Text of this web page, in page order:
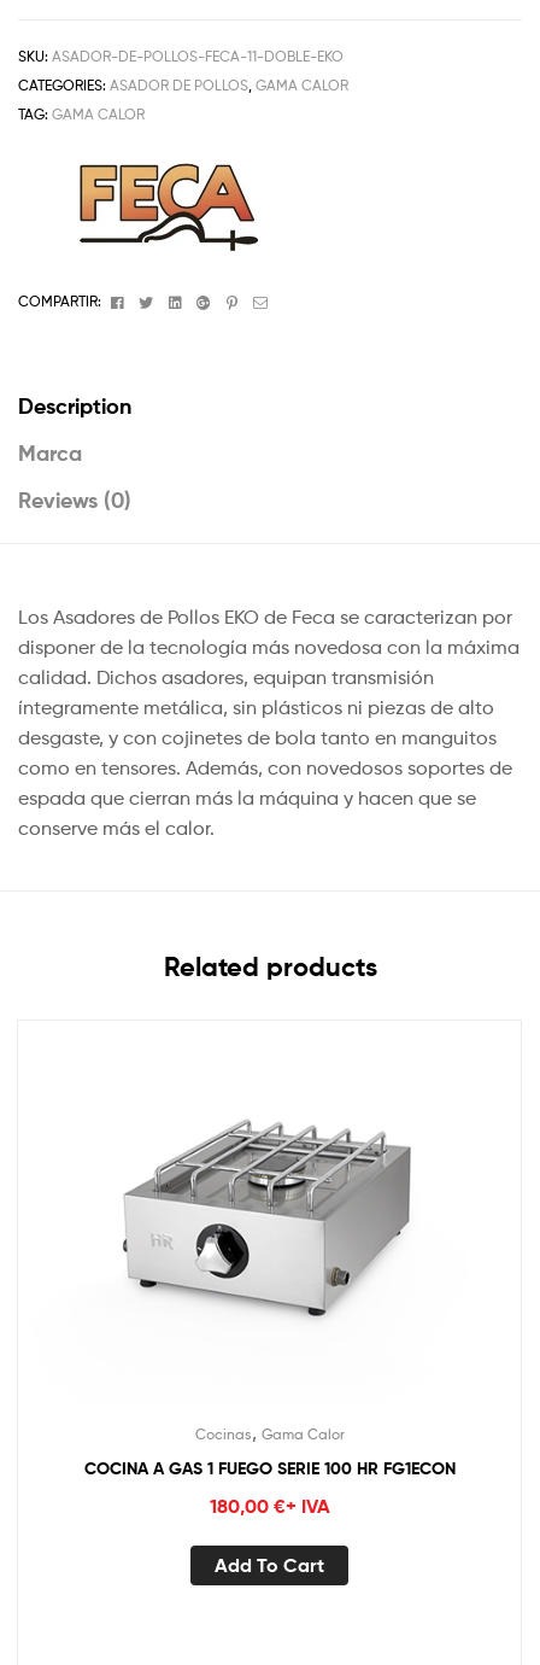
SKU: ASADOR-DE-POLLOS-FECA-11-DOBLE-EKO
CATEGORIES: ASADOR DE POLLOS, GAMA CALOR
TAG: GAMA CALOR
COMPARTIR: FacebookTwitterLinkedinGoogle+Pinterest
Email
Description
Marca
Reviews (0)
Los Asadores de Pollos EKO de Feca se caracterizan por
disponer de la tecnología más novedosa con la máxima
calidad. Dichos asadores, equipan transmisión
íntegramente metálica, sin plásticos ni piezas de alto
desgaste, y con cojinetes de bola tanto en manguitos
como en tensores. Además, con novedosos soportes de
espada que cierran más la máquina y hacen que se
conserve más el calor.
Related products
Cocinas, Gama Calor
COCINA A GAS 1 FUEGO SERIE 100 HR FG1ECON
180,00 €+ IVA
Add To Cart